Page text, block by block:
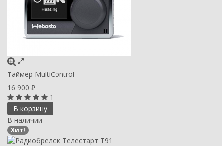
Таймер MultiControl
16 900 ₽
1
В корзину
В наличии
Хит!